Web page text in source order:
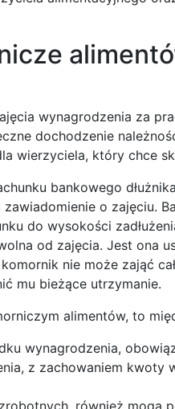
wynagrodzenia za
dochodzenie
wierzyciela, który chce
bankowego
o zajęciu.
do wysokości
od zajęcia. Jest ona
nie może zająć
mu bieżące utrzymanie.
alimentów, to
wynagrodzenia,
z zachowaniem kwoty
również